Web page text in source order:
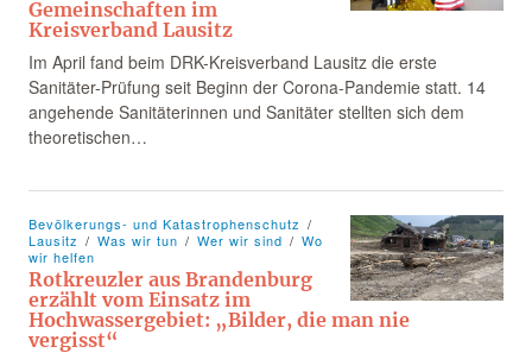
Gemeinschaften im
Kreisverband Lausitz
Im April fand beim DRK-Kreisverband Lausitz die erste
Sanitäter-Prüfung seit Beginn der Corona-Pandemie statt. 14
angehende Sanitäterinnen und Sanitäter stellten sich dem
theoretischen…
Bevölkerungs- und Katastrophenschutz
Lausitz
Was wir tun Wer wir sind
Wo
wir helfen
Rotkreuzler aus Brandenburg
erzählt vom Einsatz im
Hochwassergebiet: „Bilder, die man nie
vergisst“